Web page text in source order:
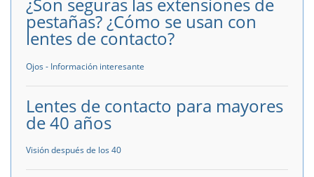
pestañas? ¿Cómo se usan con
lentes de contacto?
Ojos - Información interesante
Lentes de contacto para mayores
de 40 años
Visión después de los 40